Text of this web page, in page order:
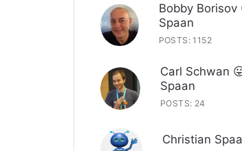
Bobby Borisov
Spaan
POSTS: 1152
Carl Schwan
Spaan
POSTS: 24
Christian